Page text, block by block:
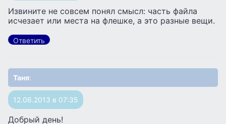
Извините не совсем понял смысл: часть файла
исчезает или места на флешке, а это разные вещи.
Ответить
Таня:
12.06.2013 в 07:35
Добрый день!